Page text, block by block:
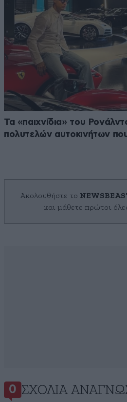
Τα «παιχνίδια» του
πολυτελών αυτοκινήτων
Ακολουθήστε το
και μάθετε πρώτοι
0 ΣΧΌΛΙΑ